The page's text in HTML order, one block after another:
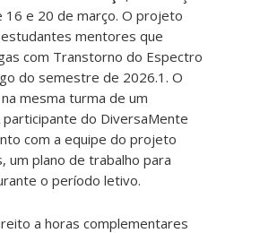
16 e 20 de março. O projeto
mentores que
com Transtorno do Espectro
do semestre de 2026.1. O
mesma turma de um
do DiversaMente
com a equipe do projeto
um plano de trabalho para
o período letivo.
a horas complementares